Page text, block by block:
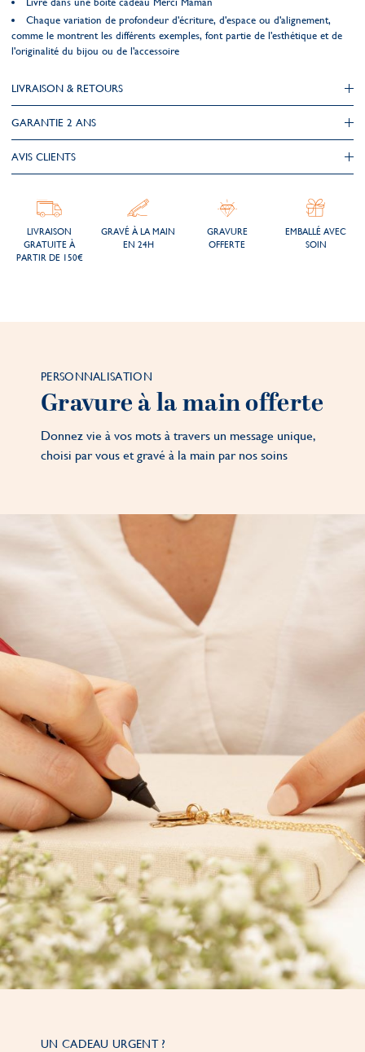
Chaque variation de profondeur d'écriture, d'espace ou d'alignement,
comme le montrent les différents exemples, font partie de l'esthétique et de
l'originalité du bijou ou de l'accessoire
LIVRAISON & RETOURS
GARANTIE 2 ANS
AVIS CLIENTS
LIVRAISON
GRATUITE À
PARTIR DE 150€
GRAVÉ À LA MAIN
EN 24H
GRAVURE
OFFERTE
EMBALLÉ AVEC
SOIN
PERSONNALISATION
Gravure à la main offerte
Donnez vie à vos mots à travers un message unique,
choisi par vous et gravé à la main par nos soins
UN CADEAU URGENT ?